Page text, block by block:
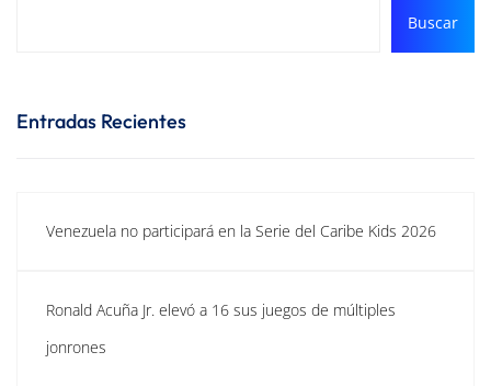
Buscar
Entradas Recientes
Venezuela no participará en la Serie del Caribe Kids 2026
Ronald Acuña Jr. elevó a 16 sus juegos de múltiples
jonrones